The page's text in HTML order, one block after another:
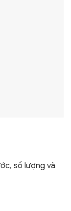
số lượng và